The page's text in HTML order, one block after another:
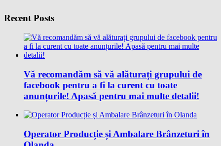
Recent Posts
Vă recomandăm să vă alăturați grupului de
facebook pentru a fi la curent cu toate
anunțurile! Apasă pentru mai multe detalii!
Operator Producție și Ambalare Brânzeturi în